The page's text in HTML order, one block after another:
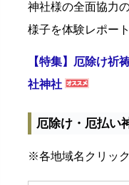
神社様の全面協力
様子を体験レポー
【特集】厄除け祈
社神社
厄除け・厄払い
※各地域名クリッ